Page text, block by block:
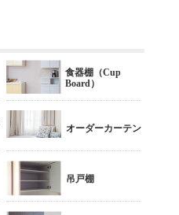
食器棚（Cup
Board）
オーダーカーテン
吊戸棚